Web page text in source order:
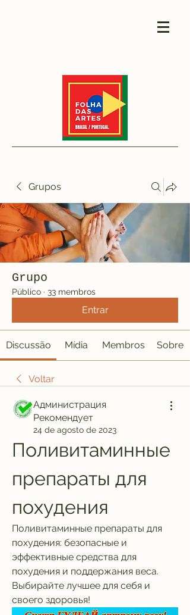
Grupos
Grupo
Público · 33 membros
Entrar
Discussão Mídia Membros Sobre
Voltar
Администрация
Рекомендует
24 de agosto de 2023
Поливитаминные
препараты для
похудения
Поливитаминные препараты для
похудения: безопасные и
эффективные средства для
похудения и поддержания веса.
Выбирайте лучшее для себя и
своего здоровья!